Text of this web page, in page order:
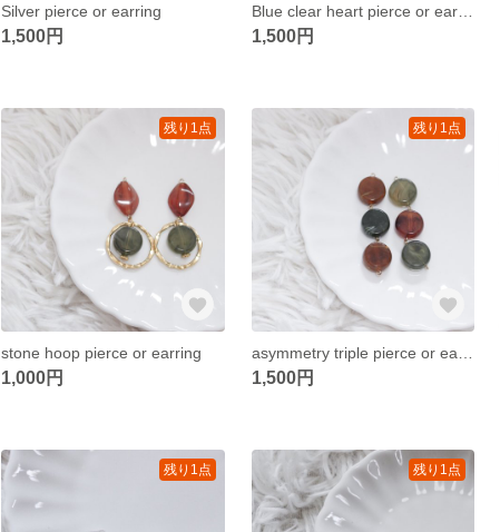
Silver pierce or earring
1,500円
Blue clear heart pierce or earring
1,500円
残り1点
stone hoop pierce or earring
1,000円
残り1点
1,500円
残り1点 残り1点